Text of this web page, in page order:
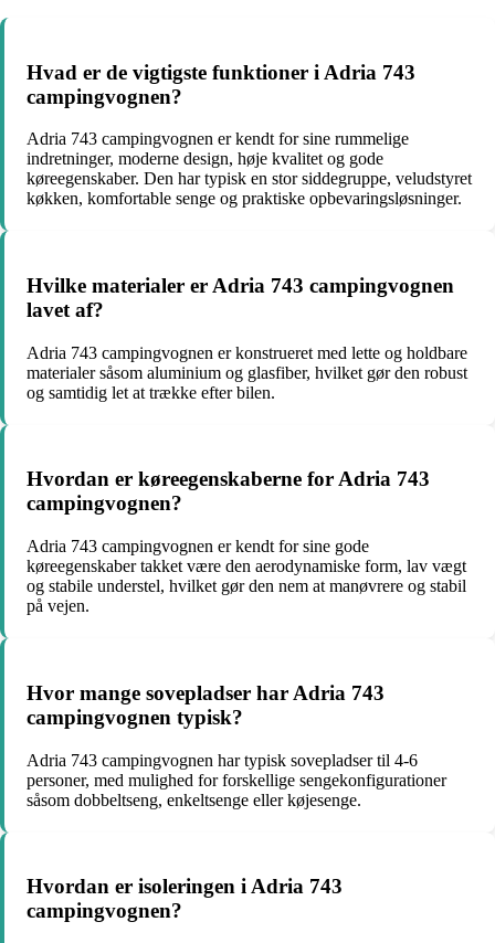
Hvad er de vigtigste funktioner i Adria 743
campingvognen?
Adria 743 campingvognen er kendt for sine rummelige
indretninger, moderne design, høje kvalitet og gode
køreegenskaber. Den har typisk en stor siddegruppe, veludstyret
køkken, komfortable senge og praktiske opbevaringsløsninger.
Hvilke materialer er Adria 743 campingvognen
lavet af?
Adria 743 campingvognen er konstrueret med lette og holdbare
materialer såsom aluminium og glasfiber, hvilket gør den robust
og samtidig let at trække efter bilen.
Hvordan er køreegenskaberne for Adria 743
campingvognen?
Adria 743 campingvognen er kendt for sine gode
køreegenskaber takket være den aerodynamiske form, lav vægt
og stabile understel, hvilket gør den nem at manøvrere og stabil
på vejen.
Hvor mange sovepladser har Adria 743
campingvognen typisk?
Adria 743 campingvognen har typisk sovepladser til 4-6
personer, med mulighed for forskellige sengekonfigurationer
såsom dobbeltseng, enkeltsenge eller køjesenge.
Hvordan er isoleringen i Adria 743
campingvognen?